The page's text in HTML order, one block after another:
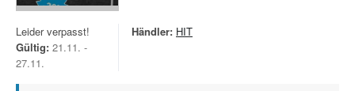
Leider verpasst!
Gültig: 21.11. -
27.11.
Händler: HIT